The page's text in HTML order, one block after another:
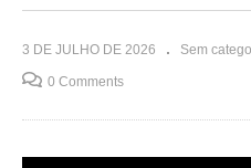
3 DE JULHO DE 2026 Sem
0 Comments